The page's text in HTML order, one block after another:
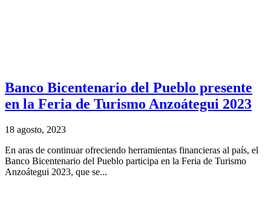
Banco Bicentenario del Pueblo presente
en la Feria de Turismo Anzoátegui 2023
18 agosto, 2023
En aras de continuar ofreciendo herramientas financieras al país, el
Banco Bicentenario del Pueblo participa en la Feria de Turismo
Anzoátegui 2023, que se...